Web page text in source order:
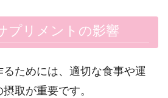
プリメントの影響
ためには、適切な食事や運
取が重要です。